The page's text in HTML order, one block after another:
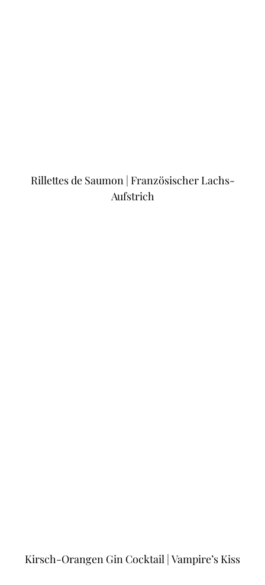
Rillettes de Saumon | Französischer Lachs-
Aufstrich
Kirsch-Orangen Gin Cocktail | Vampire’s Kiss